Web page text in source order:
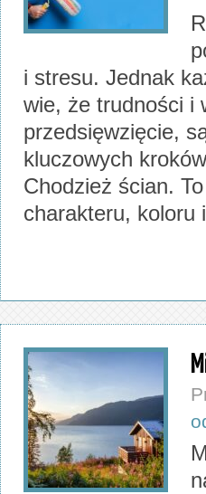
i stresu. Jednak
wie, że trudności i
przedsięwzięcie,
kluczowych
Chodzież ścian.
charakteru,